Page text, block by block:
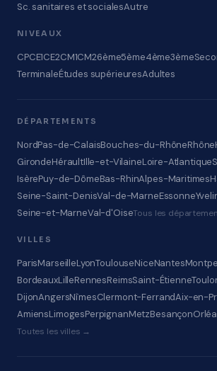
Sc. sanitaires et socialesAutre
NIVEAUX
CPCE1CE2CM1CM26ème5ème4ème3ème
TerminaleÉtudes supérieuresAdultes
DÉPARTEMENTS
NordPas-de-CalaisBouches-du-RhôneRhône
GirondeHéraultIlle-et-VilaineLoire-Atlantique
IsèrePuy-de-DômeBas-RhinAlpes-Maritimes
Seine-Saint-DenisVal-de-MarneEssonne
Seine-et-MarneVal-d'OiseTous les
VILLES
ParisMarseilleLyonToulouseNiceNantes
BordeauxLilleRennesReimsSaint-Étienne
DijonAngersNîmesClermont-FerrandAix-en-
AmiensLimogesPerpignanMetzBesançon
Toutes les villes →